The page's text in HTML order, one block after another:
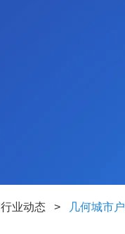
行业动态 > 几何城市